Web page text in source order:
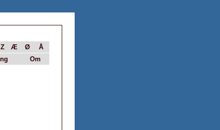
Z Æ Ø
Å
Om